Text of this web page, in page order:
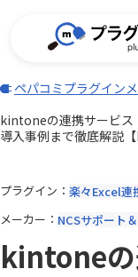
ペパコミプラグイン
kintoneの連携サービス
導入事例まで徹底解説
プラグイン
楽々Excel連
メーカー
NCSサポート
kintoneの